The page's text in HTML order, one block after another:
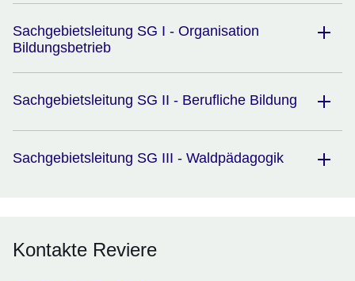
Sachgebietsleitung SG I - Organisation
Bildungsbetrieb
Sachgebietsleitung SG II - Berufliche Bildung
Sachgebietsleitung SG III - Waldpädagogik
Kontakte Reviere